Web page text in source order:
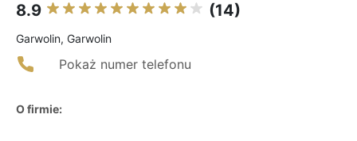
8.9 (14)
Garwolin, Garwolin
Pokaż numer telefonu
O firmie: